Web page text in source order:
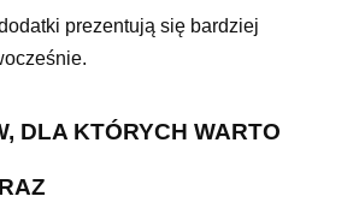
prezentują się bardziej
DLA KTÓRYCH WARTO